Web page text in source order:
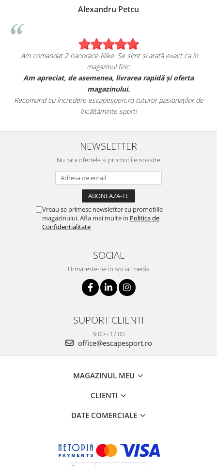
Alexandru Petcu
Am comandat 2 hanorace Nike. Se simt și arată exact ca în
magazinul fizic.
Am apreciat, de asemenea, livrarea rapidă și oferta
magazinului.
Recomand cu încredere escapesport.ro tuturor pasionaților de
încălțăminte sport!
NEWSLETTER
Nu rata ofertele si promotiile noastre
Vreau sa primesc newsletter cu promotiile
magazinului. Afla mai multe in Politica de
Confidentialitate
SOCIAL
Urmareste-ne in social media
SUPORT CLIENTI
9:00 - 17:00
office@escapesport.ro
MAGAZINUL MEU
CLIENTI
DATE COMERCIALE